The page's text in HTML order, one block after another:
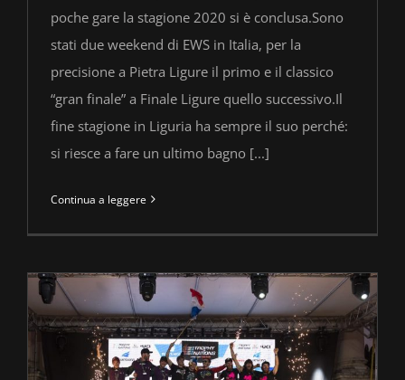
poche gare la stagione 2020 si è conclusa.Sono
stati due weekend di EWS in Italia, per la
precisione a Pietra Ligure il primo e il classico
“gran finale” a Finale Ligure quello successivo.Il
fine stagione in Liguria ha sempre il suo perché:
si riesce a fare un ultimo bagno [...]
Continua a leggere